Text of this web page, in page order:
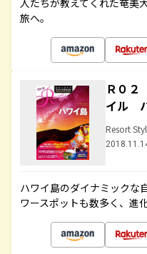
人たちが教えてくれた奄美
旅へ。
Ｒ０
イル
Resort
ハワイ島のダイナミックな
ワースポットも数多く、進